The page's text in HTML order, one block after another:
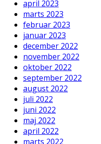
april 2023
marts 2023
februar 2023
januar 2023
december 2022
november 2022
oktober 2022
september 2022
august 2022
juli 2022
juni 2022
maj 2022
april 2022
marts 2022